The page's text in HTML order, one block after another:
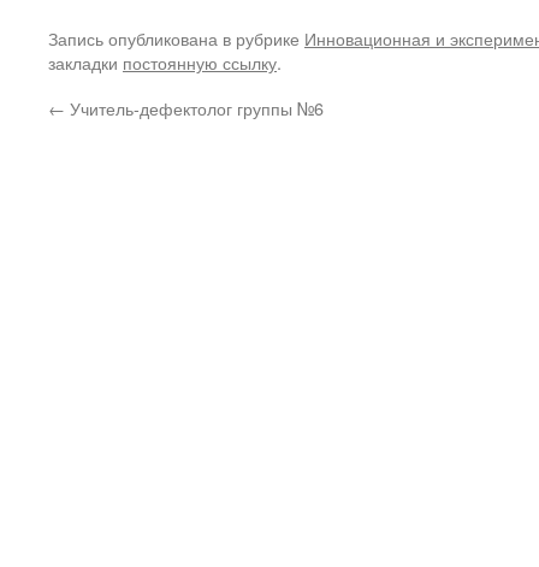
Запись опубликована в рубрике Инновационная и
закладки постоянную ссылку.
← Учитель-дефектолог группы №6